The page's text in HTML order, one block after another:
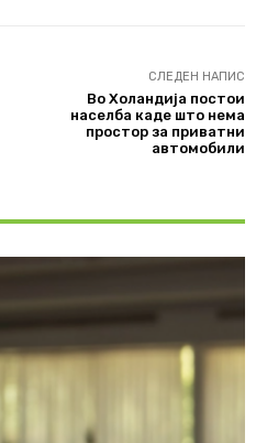
СЛЕДЕН НАПИС
Во Холандија постои
населба каде што нема
простор за приватни
автомобили